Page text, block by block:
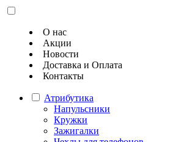
О нас
Акции
Новости
Доставка и Оплата
Контакты
Атрибутика
Напульсники
Кружки
Зажигалки